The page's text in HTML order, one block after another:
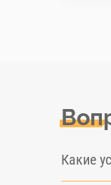
Какие